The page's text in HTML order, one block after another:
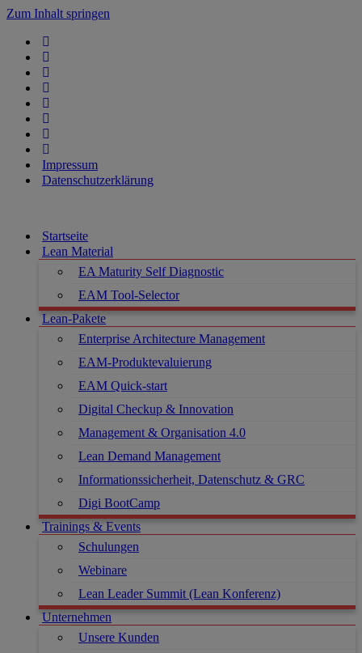
Zum Inhalt springen
Impressum
Datenschutzerklärung
Startseite
Lean Material
EA Maturity Self Diagnostic
EAM Tool-Selector
Lean-Pakete
Enterprise Architecture Management
EAM-Produktevaluierung
EAM Quick-start
Digital Checkup & Innovation
Management & Organisation 4.0
Lean Demand Management
Informationssicherheit, Datenschutz & GRC
Digi BootCamp
Trainings & Events
Schulungen
Webinare
Lean Leader Summit (Lean Konferenz)
Unternehmen
Unsere Kunden